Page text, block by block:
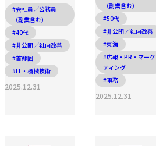
#会社員／公務員
（副業含む）
#40代
#非公開／社内改善
#首都圏
#IT・機械技術
2025.12.31
（副業含む）
#50代
#非公開／社内改善
#東海
#広報・PR・マーケ
ティング
#事務
2025.12.31